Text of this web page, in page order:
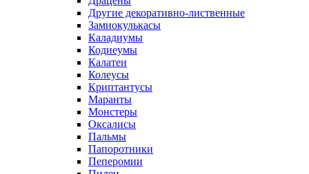
Другие декоративно-лиственные
Замиокулькасы
Каладиумы
Кодиеумы
Калатеи
Колеусы
Криптантусы
Маранты
Монстеры
Оксалисы
Пальмы
Папоротники
Пеперомии